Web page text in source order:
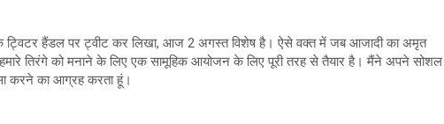
ट्विटर हैंडल पर ट्वीट कर लिखा, आज 2 अगस्त विशेष है। ऐसे वक्त में जब आजादी का अमृत
तिरंगे को मनाने के लिए एक सामूहिक आयोजन के लिए पूरी तरह से तैयार है। मैंने अपने सोशल
करने का आग्रह करता हूं।